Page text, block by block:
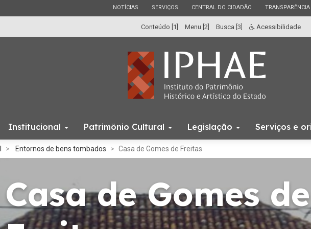
ESTADO
NOTÍCIAS ESTADO
SERVIÇOS ESTADO
CENTRAL DO CIDADÃO ESTADO
TRANSPARÊNCIA
Conteúdo [1] Menu [2] Busca [3] Acessibilidade
do
Institucional Patrimônio Cultural Legislação Serviços e
Entornos de bens tombados Casa de Gomes de Freitas
Casa de Gomes de